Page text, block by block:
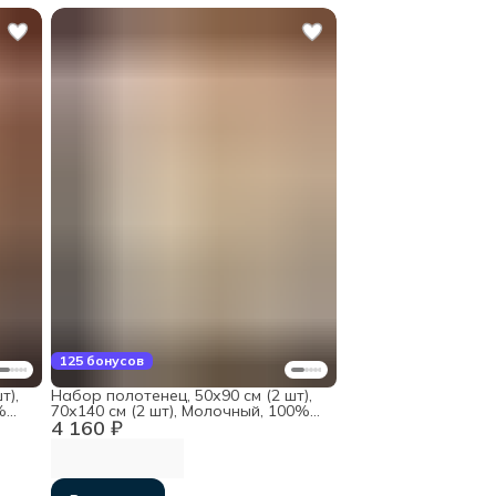
125 бонусов
4 160 ₽
Набор полотенец, 50х90 см (2 шт),
70х140 см (2 шт), Молочный, 100%
хлопок